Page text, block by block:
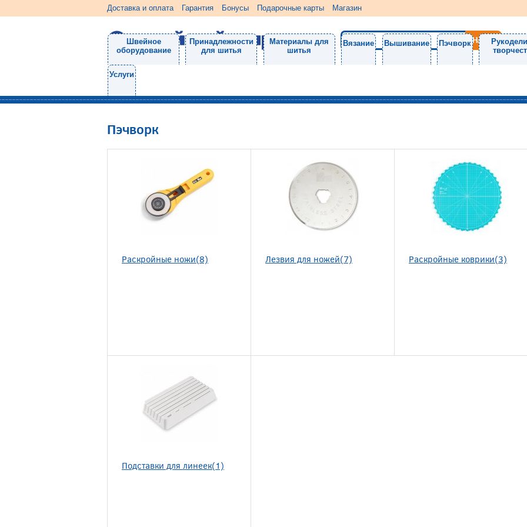
Доставка и оплата Гарантия Бонусы Подарочные карты Магазин
Швейное
оборудование
Принадлежности
для шитья
Материалы для
шитья
Вязание Вышивание Пэчворк
Услуги
Пэчворк
Раскройные ножи(8) Лезвия для ножей(7) Раскройные коврики(3)
Подставки для линеек(1)